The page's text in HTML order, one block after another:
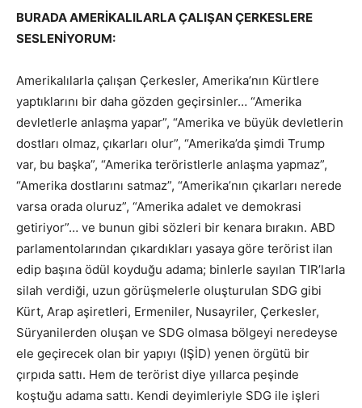
BURADA AMERİKALILARLA ÇALIŞAN ÇERKESLERE
SESLENİYORUM:
Amerikalılarla çalışan Çerkesler, Amerika’nın Kürtlere
yaptıklarını bir daha gözden geçirsinler… “Amerika
devletlerle anlaşma yapar”, “Amerika ve büyük devletlerin
dostları olmaz, çıkarları olur”, “Amerika’da şimdi Trump
var, bu başka”, “Amerika teröristlerle anlaşma yapmaz”,
“Amerika dostlarını satmaz”, “Amerika’nın çıkarları nerede
varsa orada oluruz”, “Amerika adalet ve demokrasi
getiriyor”… ve bunun gibi sözleri bir kenara bırakın. ABD
parlamentolarından çıkardıkları yasaya göre terörist ilan
edip başına ödül koyduğu adama; binlerle sayılan TIR’larla
silah verdiği, uzun görüşmelerle oluşturulan SDG gibi
Kürt, Arap aşiretleri, Ermeniler, Nusayriler, Çerkesler,
Süryanilerden oluşan ve SDG olmasa bölgeyi neredeyse
ele geçirecek olan bir yapıyı (IŞİD) yenen örgütü bir
çırpıda sattı. Hem de terörist diye yıllarca peşinde
koştuğu adama sattı. Kendi deyimleriyle SDG ile işleri